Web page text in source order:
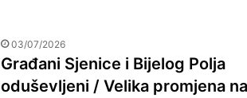
03/07/2026
Građani Sjenice i Bijelog Polja
oduševljeni / Velika promjena na